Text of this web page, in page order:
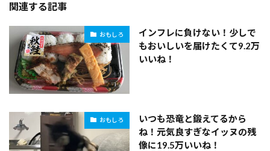
関連する記事
おもしろ
インフレに負けない！少しで
もおいしいを届けたくて9.2万
いいね！
おもしろ
いつも恐竜と鍛えてるから
ね！元気良すぎなイッヌの残
像に19.5万いいね！